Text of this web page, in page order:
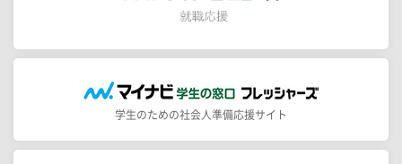
学生のための社会人準備応援サイト